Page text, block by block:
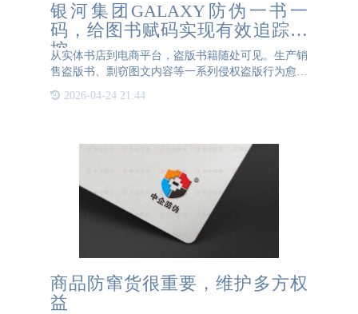
银河集团GALAXY防伪一书一
码，给图书赋码实现有效追踪管
控
从实体书店到电商平台，盗版书籍随处可见。生产销
售盗版书、剽窃图文内容等一系列侵权盗版行为愈演
愈烈，不仅损害读者身体和思想健康、损害作者和出
版方的劳动成果，还影响到了正常的市场秩序和社会
2026-04-24 21:44
商品防窜货很重要，维护多方权
益